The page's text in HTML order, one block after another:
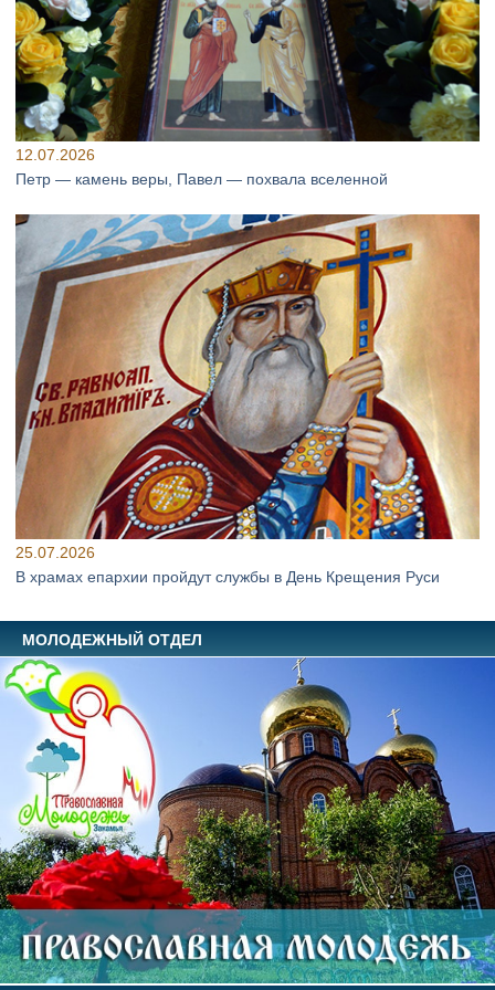
12.07.2026
Петр — камень веры, Павел — похвала вселенной
25.07.2026
В храмах епархии пройдут службы в День Крещения Руси
МОЛОДЕЖНЫЙ ОТДЕЛ